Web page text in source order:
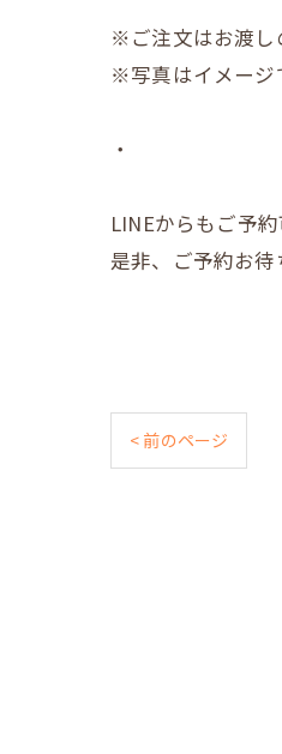
※ご注文はお渡し
※写真はイメージ
・
LINEからもご予
是非、ご予約お待
< 前のページ